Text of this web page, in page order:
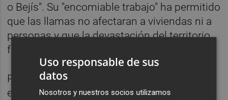
o Bejís". Su "encomiable trabajo" ha permitido
que las llamas no afectaran a viviendas ni a
personas y que la devastación del territorio
fuera controlada".
Pero, tal y como recuerda Vicente, "esta no
es su única función. Son fundamentales en
Uso responsable de sus
datos
Nosotros y nuestros socios utilizamos